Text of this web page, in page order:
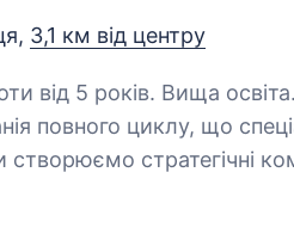
3,1 км від центру
5 років. Вища освіта. VINTEK —
повного циклу, що
стратегічні